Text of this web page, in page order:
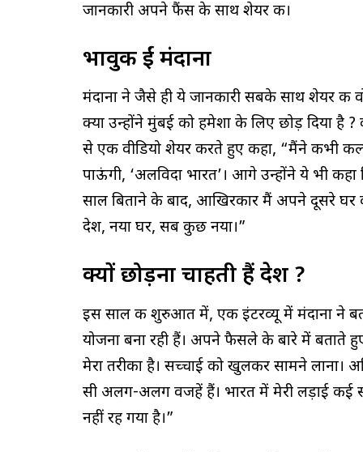
जानकारी अपने फैंस के साथ शेयर की।
भावुक हुईं मंदाना
मंदाना ने जैसे ही ये जानकारी सबके साथ शेयर
क्या उन्होंने मुंबई को हमेशा के लिए छोड़ दिया है
से एक वीडियो शेयर करते हुए कहा, “मैंने कभी
पाऊंगी, ‘अलविदा भारत’। आगे उन्होंने ये भी
साल बिताने के बाद, आखिरकार मैं अपने दूसरे घर
देश, नया घर, सब कुछ नया।”
क्यों छोड़ना चाहती हैं देश ?
इस साल की शुरुआत में, एक इंटरव्यू में मंदाना ने
योजना बना रही हैं। अपने फैसले के बारे में बताते
मेरा तरीका है। सच्चाई को खुलकर सामने लाना।
सी अलग-अलग वजहें हैं। भारत में मेरी लड़ाई कई
नहीं रह गया है।”